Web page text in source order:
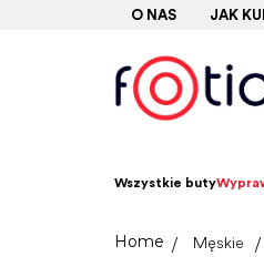
O NAS JAK
Wszystkie buty
HomeMęskie